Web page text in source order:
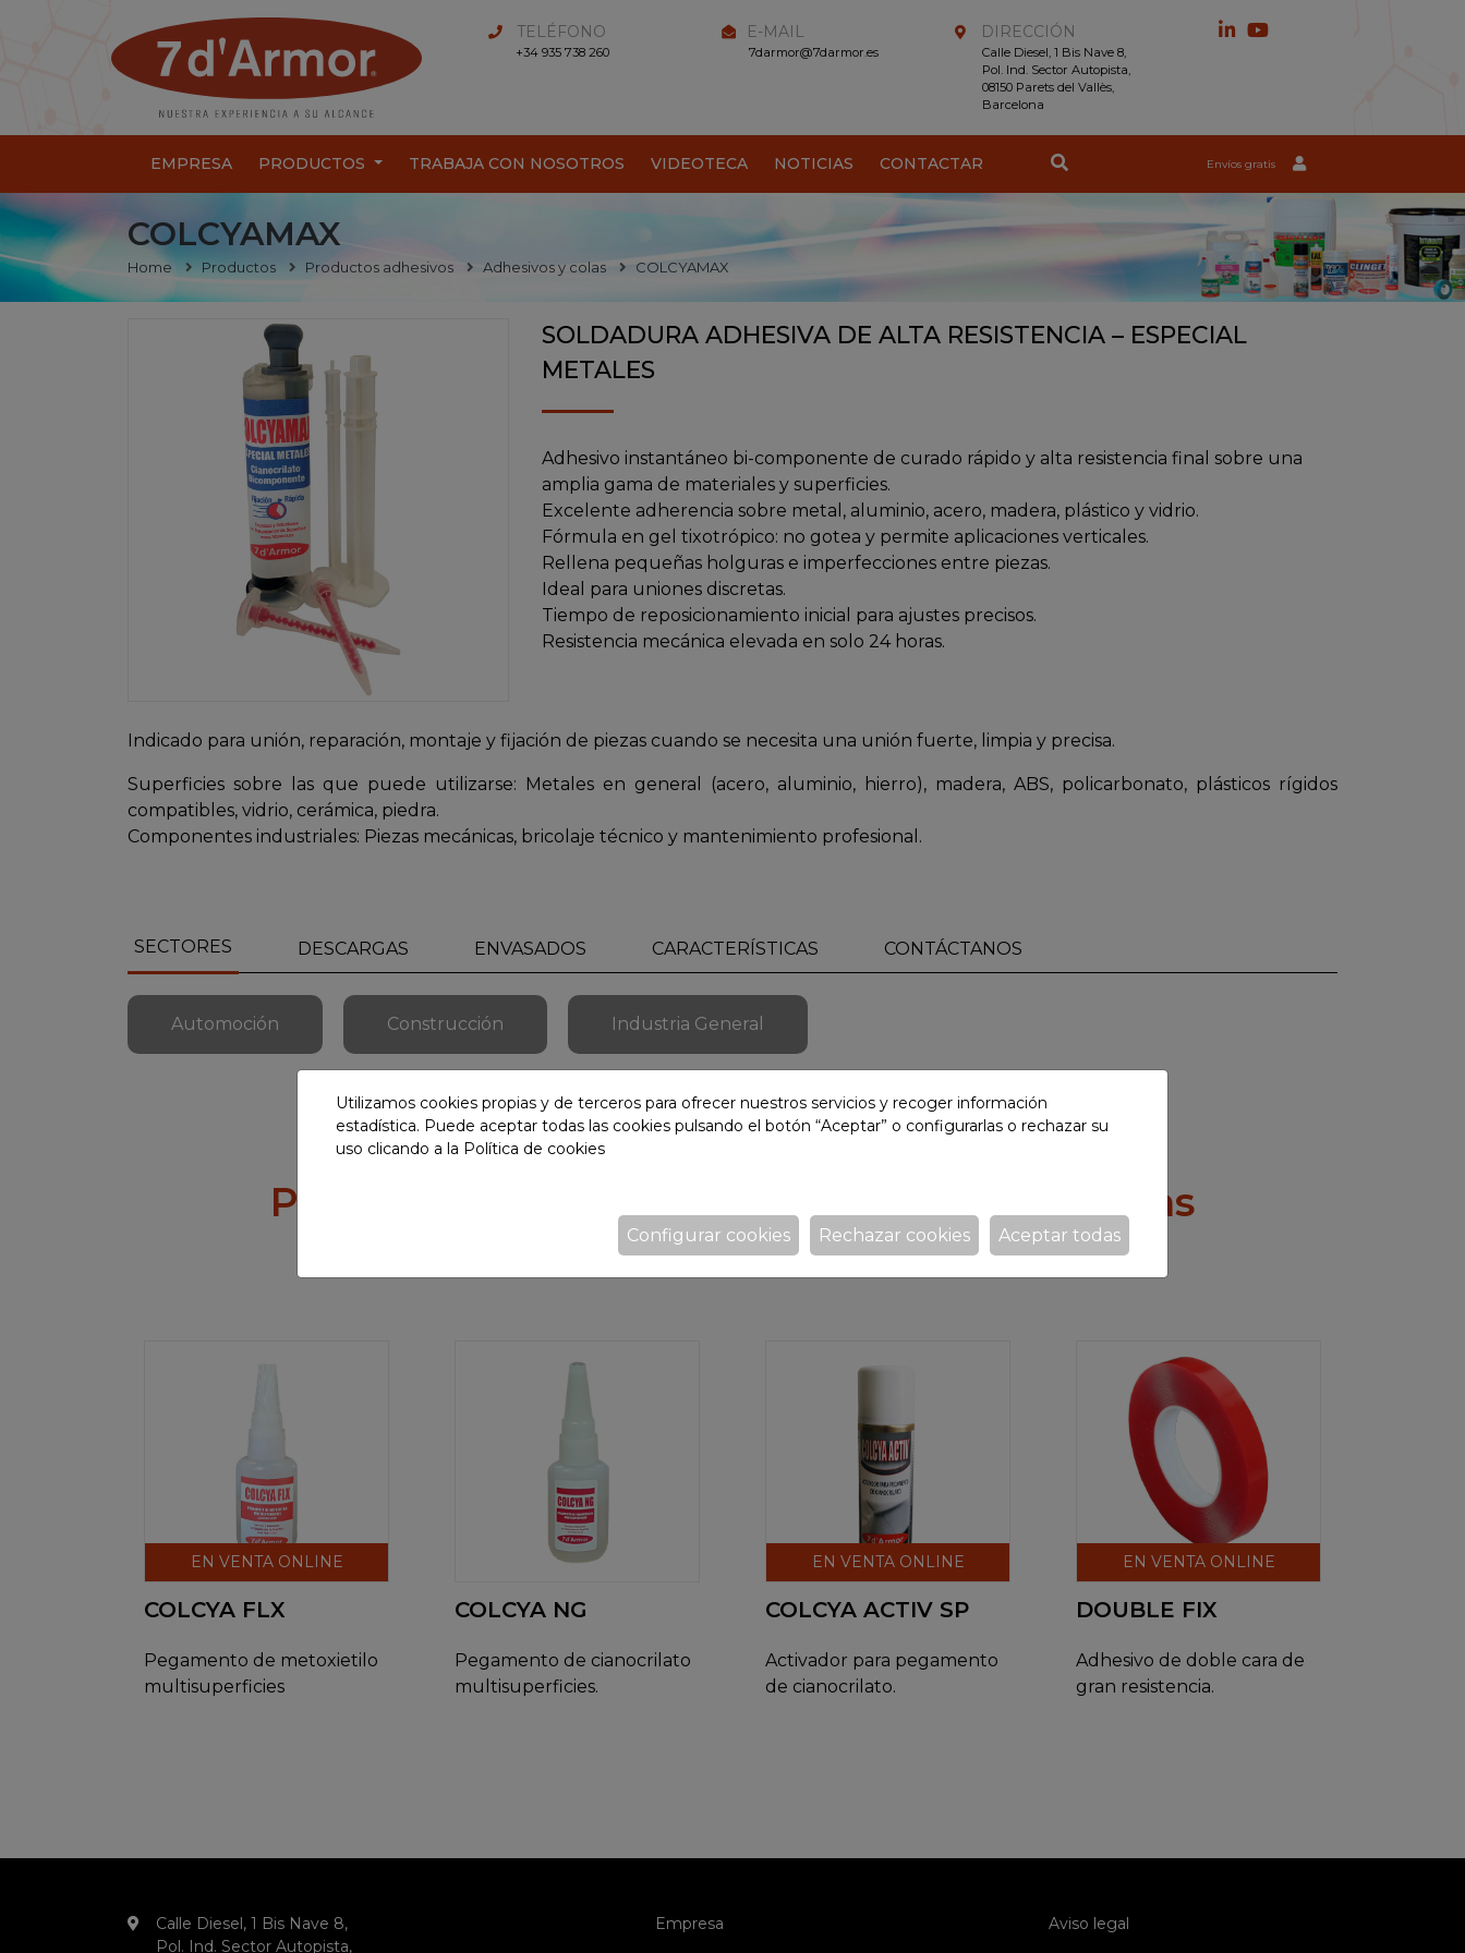
TELÉFONO
+34 935 738 260
E-MAIL
7darmor@7darmor.es
DIRECCIÓN
Calle Diesel, 1 Bis Nave 8,
Pol. Ind. Sector Autopista,
08150 Parets del Vallès,
Barcelona
EMPRESA PRODUCTOS TRABAJA CON NOSOTROS VIDEOTECA NOTICIAS CONTACTAR Envíos gratis
COLCYAMAX
Home Productos Productos adhesivos Adhesivos y colas COLCYAMAX
SOLDADURA ADHESIVA DE ALTA RESISTENCIA – ESPECIAL
METALES
Adhesivo instantáneo bi-componente de curado rápido y alta resistencia final sobre una
amplia gama de materiales y superficies.
Excelente adherencia sobre metal, aluminio, acero, madera, plástico y vidrio.
Fórmula en gel tixotrópico: no gotea y permite aplicaciones verticales.
Rellena pequeñas holguras e imperfecciones entre piezas.
Ideal para uniones discretas.
Tiempo de reposicionamiento inicial para ajustes precisos.
Resistencia mecánica elevada en solo 24 horas.
Indicado para unión, reparación, montaje y fijación de piezas cuando se necesita una unión fuerte, limpia y precisa.
Superficies sobre las que puede utilizarse: Metales en general (acero, aluminio, hierro), madera, ABS, policarbonato, plásticos rígidos
compatibles, vidrio, cerámica, piedra.
Componentes industriales: Piezas mecánicas, bricolaje técnico y mantenimiento profesional.
SECTORES DESCARGAS ENVASADOS CARACTERÍSTICAS CONTÁCTANOS
Automoción Construcción Industria General
Productos relacionados con Adhesivos y colas
EN VENTA ONLINE
COLCYA FLX
Pegamento de metoxietilo
multisuperficies
COLCYA NG
Pegamento de cianocrilato
multisuperficies.
EN VENTA ONLINE
COLCYA ACTIV SP
Activador para pegamento
de cianocrilato.
EN VENTA ONLINE
DOUBLE FIX
Adhesivo de doble cara de
gran resistencia.
Calle Diesel, 1 Bis Nave 8,
Pol. Ind. Sector Autopista,
Empresa(current)
Aviso legal
Utilizamos cookies propias y de terceros para ofrecer nuestros servicios y recoger información
estadística. Puede aceptar todas las cookies pulsando el botón “Aceptar” o configurarlas o rechazar su
uso clicando a la Política de cookies
Aceptar todas
Rechazar cookies
Configurar cookies